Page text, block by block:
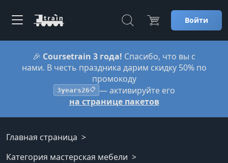
Войти
🎉 Coursetrain 3 года! Спасибо, что вы с
нами. В честь праздника дарим скидку 50% по
промокоду
3years26📋 — активируйте его
на странице пакетов
Главная страница
Категория мастерская мебели